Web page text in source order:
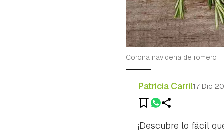
Corona navideña de romero
Patricia Carril17 Dic
¡Descubre lo fácil